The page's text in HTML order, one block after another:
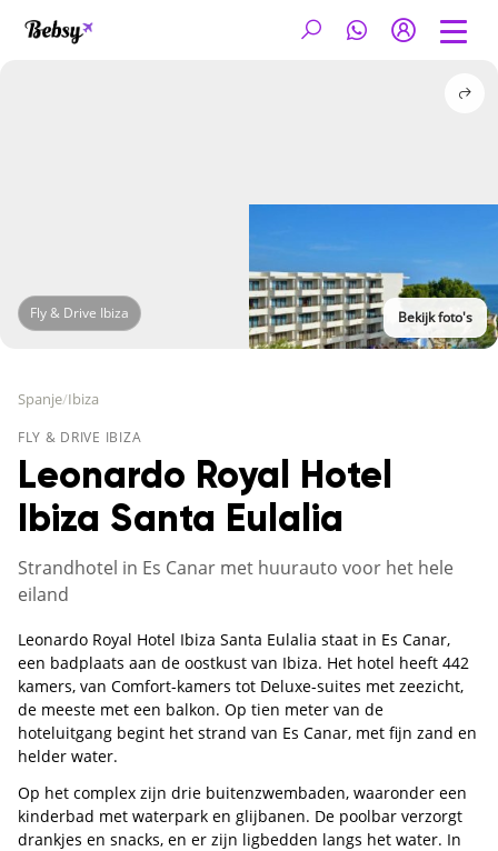
Fly & Drive Ibiza Bekijk foto's
Spanje/Ibiza
FLY & DRIVE IBIZA
Leonardo Royal Hotel
Ibiza Santa Eulalia
Strandhotel in Es Canar met huurauto voor het hele
eiland
Leonardo Royal Hotel Ibiza Santa Eulalia staat in Es Canar,
een badplaats aan de oostkust van Ibiza. Het hotel heeft 442
kamers, van Comfort-kamers tot Deluxe-suites met zeezicht,
de meeste met een balkon. Op tien meter van de
hoteluitgang begint het strand van Es Canar, met fijn zand en
helder water.
Op het complex zijn drie buitenzwembaden, waaronder een
kinderbad met waterpark en glijbanen. De poolbar verzorgt
drankjes en snacks, en er zijn ligbedden langs het water. In